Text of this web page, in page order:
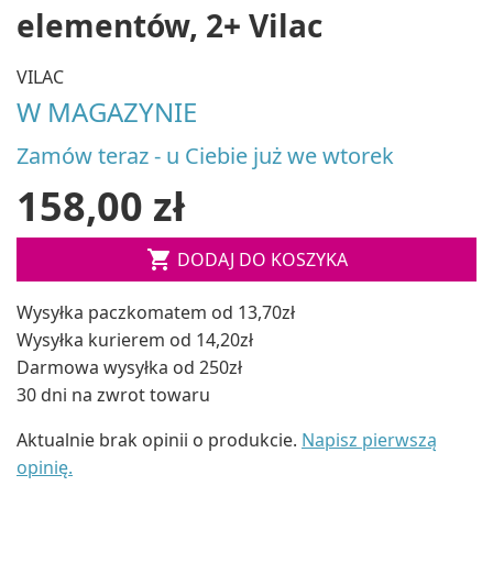
elementów, 2+ Vilac
VILAC
W MAGAZYNIE
Zamów teraz - u Ciebie już we wtorek
158,00 zł
 DODAJ DO KOSZYKA
Wysyłka paczkomatem od 13,70zł
Wysyłka kurierem od 14,20zł
Darmowa wysyłka od 250zł
30 dni na zwrot towaru
Aktualnie brak opinii o produkcie. Napisz pierwszą
opinię.